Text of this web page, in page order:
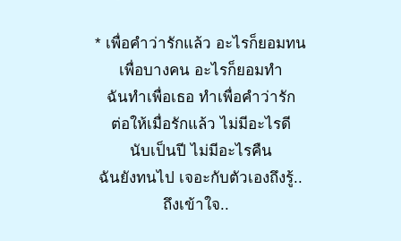
* เพื่อคำว่ารักแล้ว อะไรก็ยอมทน
เพื่อบางคน อะไรก็ยอมทำ
ฉันทำเพื่อเธอ ทำเพื่อคำว่ารัก
ต่อให้เมื่อรักแล้ว ไม่มีอะไรดี
นับเป็นปี ไม่มีอะไรคืน
ฉันยังทนไป เจอะกับตัวเองถึงรู้..
ถึงเข้าใจ..